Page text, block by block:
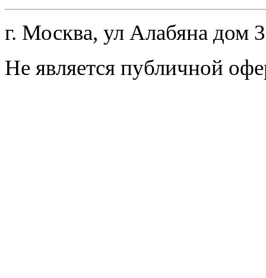
г. Москва, ул Алабяна дом
Не является публичной